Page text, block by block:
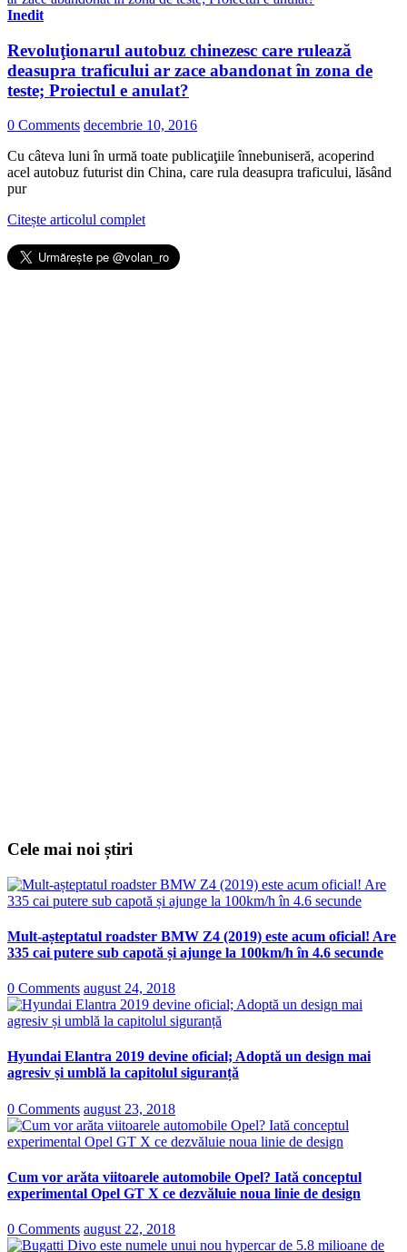
Inedit
Revoluţionarul autobuz chinezesc care rulează
deasupra traficului ar zace abandonat în zona de
teste; Proiectul e anulat?
0 Comments decembrie 10, 2016
Cu câteva luni în urmă toate publicaţiile înnebuniseră, acoperind
acel autobuz futurist din China, care rula deasupra traficului, lăsând
pur
Citește articolul complet
Cele mai noi știri
Mult-așteptatul roadster BMW Z4 (2019) este acum oficial! Are
335 cai putere sub capotă și ajunge la 100km/h în 4.6 secunde
0 Comments august 24, 2018
Hyundai Elantra 2019 devine oficial; Adoptă un design mai
agresiv și umblă la capitolul siguranță
0 Comments august 23, 2018
Cum vor arăta viitoarele automobile Opel? Iată conceptul
experimental Opel GT X ce dezvăluie noua linie de design
0 Comments august 22, 2018